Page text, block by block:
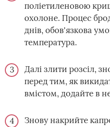
поліетиленовою
охолоне. Процес
днів, обов'язкова
температура.
Далі злити розсіл,
перед тим, як
вмістом, додайте в
Знову накрийте